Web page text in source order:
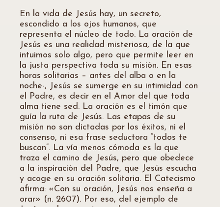
En la vida de Jesús hay, un secreto,
escondido a los ojos humanos, que
representa el núcleo de todo. La oración de
Jesús es una realidad misteriosa, de la que
intuimos solo algo, pero que permite leer en
la justa perspectiva toda su misión. En esas
horas solitarias – antes del alba o en la
noche-, Jesús se sumerge en su intimidad con
el Padre, es decir en el Amor del que toda
alma tiene sed. La oración es el timón que
guía la ruta de Jesús. Las etapas de su
misión no son dictadas por los éxitos, ni el
consenso, ni esa frase seductora “todos te
buscan”. La vía menos cómoda es la que
traza el camino de Jesús, pero que obedece
a la inspiración del Padre, que Jesús escucha
y acoge en su oración solitaria. El Catecismo
afirma: «Con su oración, Jesús nos enseña a
orar» (n. 2607). Por eso, del ejemplo de